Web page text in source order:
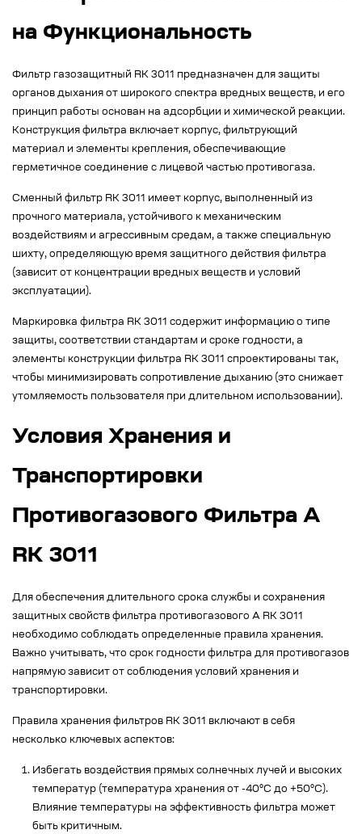
на Функциональность
Фильтр газозащитный RK 3011 предназначен для защиты
органов дыхания от широкого спектра вредных веществ, и его
принцип работы основан на адсорбции и химической реакции.
Конструкция фильтра включает корпус, фильтрующий
материал и элементы крепления, обеспечивающие
герметичное соединение с лицевой частью противогаза.
Сменный фильтр RK 3011 имеет корпус, выполненный из
прочного материала, устойчивого к механическим
воздействиям и агрессивным средам, а также специальную
шихту, определяющую время защитного действия фильтра
(зависит от концентрации вредных веществ и условий
эксплуатации).
Маркировка фильтра RK 3011 содержит информацию о типе
защиты, соответствии стандартам и сроке годности, а
элементы конструкции фильтра RK 3011 спроектированы так,
чтобы минимизировать сопротивление дыханию (это снижает
утомляемость пользователя при длительном использовании).
Условия Хранения и
Транспортировки
Противогазового Фильтра А
RK 3011
Для обеспечения длительного срока службы и сохранения
защитных свойств фильтра противогазового A RK 3011
необходимо соблюдать определенные правила хранения.
Важно учитывать, что срок годности фильтра для противогазов
напрямую зависит от соблюдения условий хранения и
транспортировки.
Правила хранения фильтров RK 3011 включают в себя
несколько ключевых аспектов:
Избегать воздействия прямых солнечных лучей и высоких
температур (температура хранения от -40°C до +50°C).
Влияние температуры на эффективность фильтра может
быть критичным.